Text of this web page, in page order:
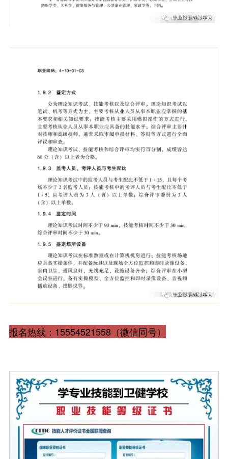
报名热线：15554521558（微信同号）